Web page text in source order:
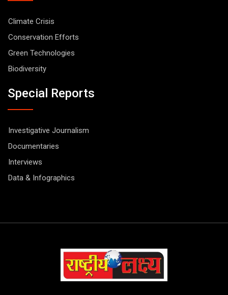
Climate Crisis
Conservation Efforts
Green Technologies
Biodiversity
Special Reports
Investigative Journalism
Documentaries
Interviews
Data & Infographics